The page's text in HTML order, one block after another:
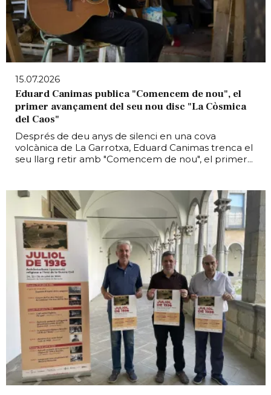
15.07.2026
Eduard Canimas publica "Comencem de nou", el
primer avançament del seu nou disc "La Còsmica
del Caos"
Després de deu anys de silenci en una cova
volcànica de La Garrotxa, Eduard Canimas trenca el
seu llarg retir amb "Comencem de nou", el primer...